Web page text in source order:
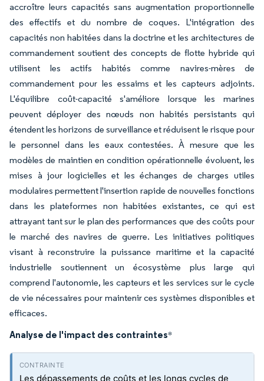
accroître leurs capacités sans augmentation proportionnelle
des effectifs et du nombre de coques. L'intégration des
capacités non habitées dans la doctrine et les architectures de
commandement soutient des concepts de flotte hybride qui
utilisent les actifs habités comme navires-mères de
commandement pour les essaims et les capteurs adjoints.
L'équilibre coût-capacité s'améliore lorsque les marines
peuvent déployer des nœuds non habités persistants qui
étendent les horizons de surveillance et réduisent le risque pour
le personnel dans les eaux contestées. À mesure que les
modèles de maintien en condition opérationnelle évoluent, les
mises à jour logicielles et les échanges de charges utiles
modulaires permettent l'insertion rapide de nouvelles fonctions
dans les plateformes non habitées existantes, ce qui est
attrayant tant sur le plan des performances que des coûts pour
le marché des navires de guerre. Les initiatives politiques
visant à reconstruire la puissance maritime et la capacité
industrielle soutiennent un écosystème plus large qui
comprend l'autonomie, les capteurs et les services sur le cycle
de vie nécessaires pour maintenir ces systèmes disponibles et
efficaces.
Analyse de l'impact des contraintes*
Les dépassements de coûts et les longs cycles de